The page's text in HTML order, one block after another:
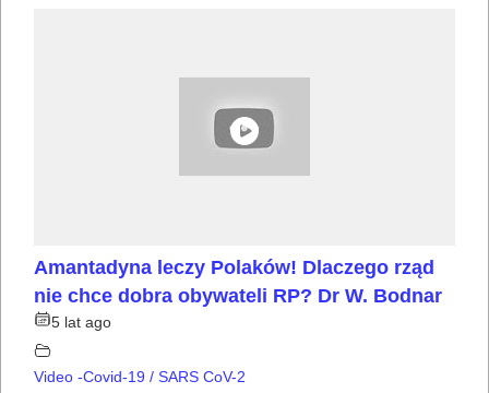
Amantadyna leczy Polaków! Dlaczego rząd
nie chce dobra obywateli RP? Dr W. Bodnar
5 lat ago
Video -Covid-19 / SARS CoV-2